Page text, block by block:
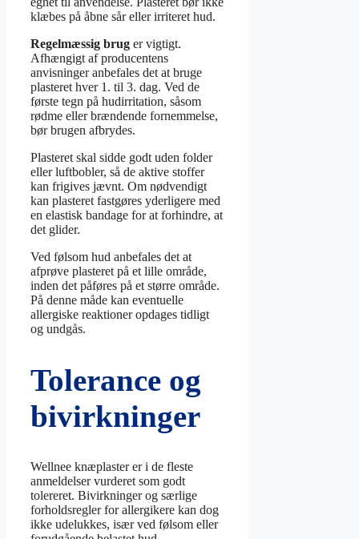
klæbes på åbne sår eller irriteret hud.
Regelmæssig brug er vigtigt.
Afhængigt af producentens
anvisninger anbefales det at bruge
plasteret hver 1. til 3. dag. Ved de
første tegn på hudirritation, såsom
rødme eller brændende fornemmelse,
bør brugen afbrydes.
Plasteret skal sidde godt uden folder
eller luftbobler, så de aktive stoffer
kan frigives jævnt. Om nødvendigt
kan plasteret fastgøres yderligere med
en elastisk bandage for at forhindre, at
det glider.
Ved følsom hud anbefales det at
afprøve plasteret på et lille område,
inden det påføres på et større område.
På denne måde kan eventuelle
allergiske reaktioner opdages tidligt
og undgås.
Tolerance og
bivirkninger
Wellnee knæplaster er i de fleste
anmeldelser vurderet som godt
tolereret. Bivirkninger og særlige
forholdsregler for allergikere kan dog
ikke udelukkes, især ved følsom eller